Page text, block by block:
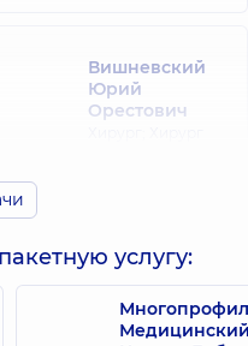
Вишневский
Юрий
Орестович
Гребенюк
Леонид
Валерьевич
Хирург-онколог;
Врач маммолог;
услугу: